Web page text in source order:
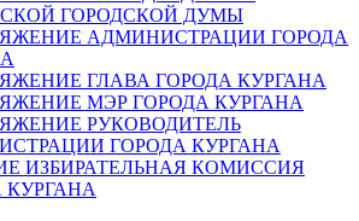
ГОРОДСКОЙ ДУМЫ
АДМИНИСТРАЦИИ ГОРОДА
ГЛАВА ГОРОДА КУРГАНА
МЭР ГОРОДА КУРГАНА
РУКОВОДИТЕЛЬ
ГОРОДА КУРГАНА
ИЗБИРАТЕЛЬНАЯ КОМИССИЯ
КУРГАНА